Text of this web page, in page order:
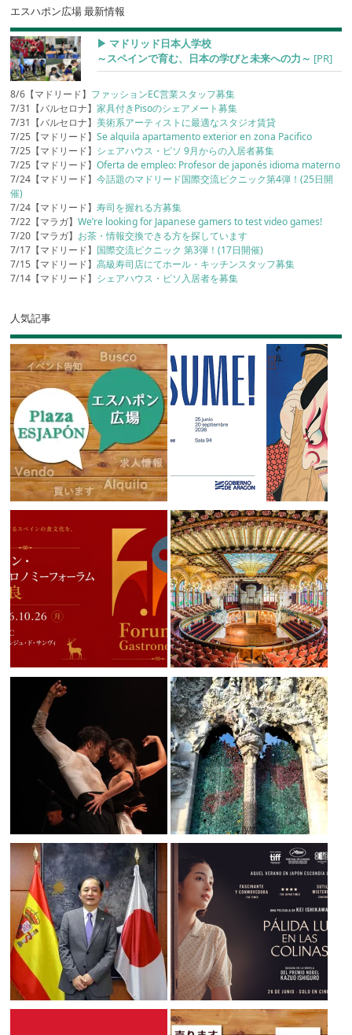
エスハポン広場 最新情報
▶︎ マドリッド日本人学校
～スペインで育む、日本の学びと未来への力～ [PR]
8/6【マドリード】 ファッションEC営業スタッフ募集
7/31【バルセロナ】家具付きPisoのシェアメート募集
7/31【バルセロナ】美術系アーティストに最適なスタジオ賃貸
7/25【マドリード】Se alquila apartamento exterior en zona Pacifico
7/25【マドリード】 シェアハウス・ピソ 9月からの入居者募集
7/25【マドリード】Oferta de empleo: Profesor de japonés idioma materno
7/24【マドリード】今話題のマドリード国際交流ピクニック第4弾！(25日開
催)
7/24【マドリード】寿司を握れる方募集
7/22【マラガ】We’re looking for Japanese gamers to test video games!
7/20【マラガ】 お茶・情報交換できる方を探しています
7/17【マドリード】 国際交流ピクニック 第3弾！(17日開催)
7/15【マドリード】高級寿司店にてホール・キッチンスタッフ募集
7/14【マドリード】 シェアハウス・ピソ入居者を募集
人気記事